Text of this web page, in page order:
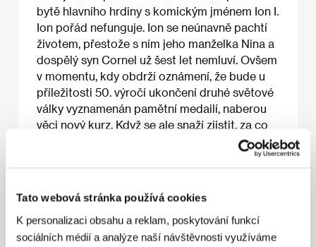
Tato webová stránka používá cookies
K personalizaci obsahu a reklam, poskytování funkcí
sociálních médií a analýze naší návštěvnosti využíváme
bytě hlavního hrdiny s komickým jménem Ion I.
Ion pořád nefunguje. Ion se neúnavně pachtí
životem, přestože s ním jeho manželka Nina a
dospělý syn Cornel už šest let nemluví. Ovšem
v momentu, kdy obdrží oznámení, že bude u
příležitosti 50. výročí ukončení druhé světové
války vyznamenán pamětní medailí, naberou
věci nový kurz. Když se ale snaží zjistit, za co
sdružení veteránů s tím nemá nic společného,
jen písemně.